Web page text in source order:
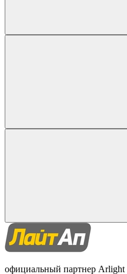
официальный партнер Arlight